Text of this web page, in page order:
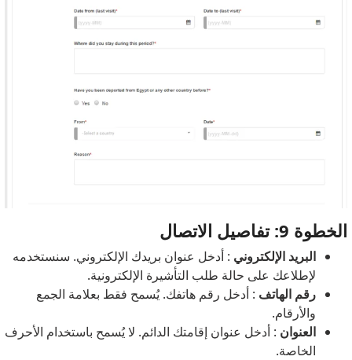
الخطوة 9: تفاصيل الاتصال
البريد الإلكتروني : أدخل عنوان بريدك الإلكتروني. سنستخدمه
لإطلاعك على حالة طلب التأشيرة الإلكترونية.
رقم الهاتف : أدخل رقم هاتفك. يُسمح فقط بعلامة الجمع
والأرقام.
العنوان : أدخل عنوان إقامتك الدائم. لا يُسمح باستخدام الأحرف
الخاصة.